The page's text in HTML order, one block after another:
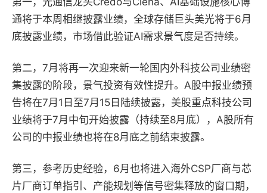
通将于本周相继披露业绩，全球存储巨头美光将于6月
底披露业绩，市场借此验证AI需求景气度是否持续。
第二， 7月将再一次迎来新一轮国内外科技公司业绩密
集披露的阶段，景气投资有效性提升。A股中报业绩预
告将在7月1日至7月15日陆续披露，美股重点科技公司
业绩将于7月中旬开始披露（持续至8月底），A股所有
公司的中报业绩也将在8月底之前结束披露。
第三， 参考历史经验，6月也将进入海外CSP厂商与芯
片厂商订单指引、产能规划等信号密集释放的窗口期，